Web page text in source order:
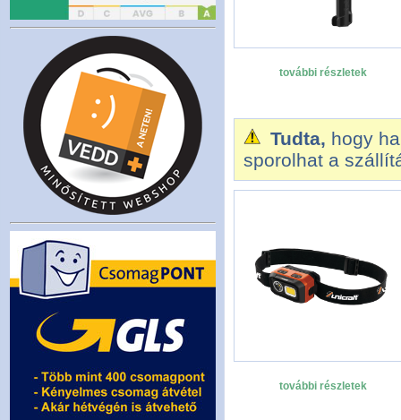
további részletek
Tudta, hogy
sporolhat a
további részletek